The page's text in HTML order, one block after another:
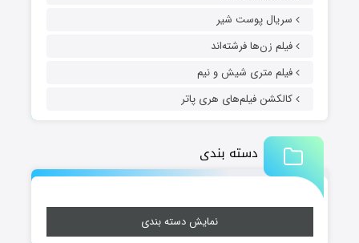
سریال پوست شیر
فیلم زن‌ها فرشته‌اند
فیلم متری شیش و نیم
کالکشن فیلم‌های هری پاتر
دسته بندی
نمایش دسته بندی